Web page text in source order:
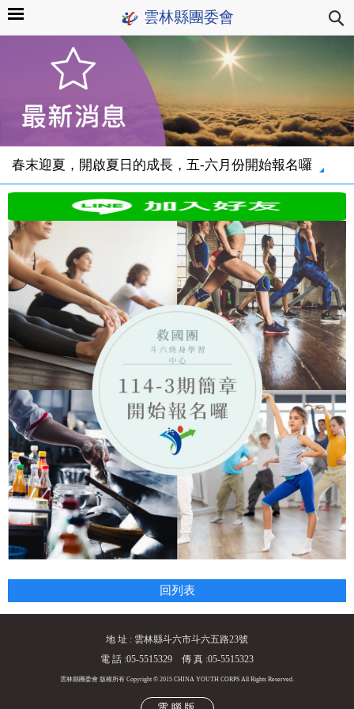
雲林縣團委會
春末迎夏，開啟夏日的成長，五-六月份開始報名囉
回列表
地 址 : 雲林縣斗六市斗六五路23號
電 話 :05-5515329 傳 真 :05-5515323
雲林縣團委會 版權所有 Copyright © 2015 CHINA YOUTH CORPS All Rights Reserved.